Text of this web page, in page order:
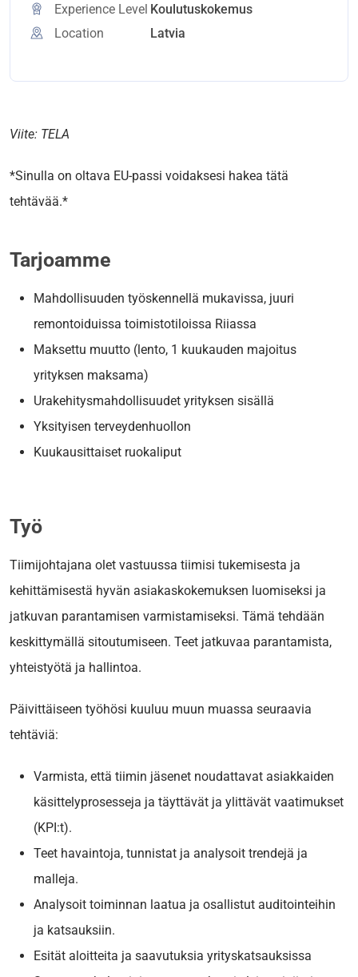
Experience Level Koulutuskokemus
Location
Latvia
Viite: TELA
*Sinulla on oltava EU-passi voidaksesi hakea tätä
tehtävää.*
Tarjoamme
Mahdollisuuden työskennellä mukavissa, juuri
remontoiduissa toimistotiloissa Riiassa
Maksettu muutto (lento, 1 kuukauden majoitus
yrityksen maksama)
Urakehitysmahdollisuudet yrityksen sisällä
Yksityisen terveydenhuollon
Kuukausittaiset ruokaliput
Työ
Tiimijohtajana olet vastuussa tiimisi tukemisesta ja
kehittämisestä hyvän asiakaskokemuksen luomiseksi ja
jatkuvan parantamisen varmistamiseksi. Tämä tehdään
keskittymällä sitoutumiseen. Teet jatkuvaa parantamista,
yhteistyötä ja hallintoa.
Päivittäiseen työhösi kuuluu muun muassa seuraavia
tehtäviä:
Varmista, että tiimin jäsenet noudattavat asiakkaiden
käsittelyprosesseja ja täyttävät ja ylittävät vaatimukset
(KPI:t).
Teet havaintoja, tunnistat ja analysoit trendejä ja
malleja.
Analysoit toiminnan laatua ja osallistut auditointeihin
ja katsauksiin.
Esität aloitteita ja saavutuksia yrityskatsauksissa